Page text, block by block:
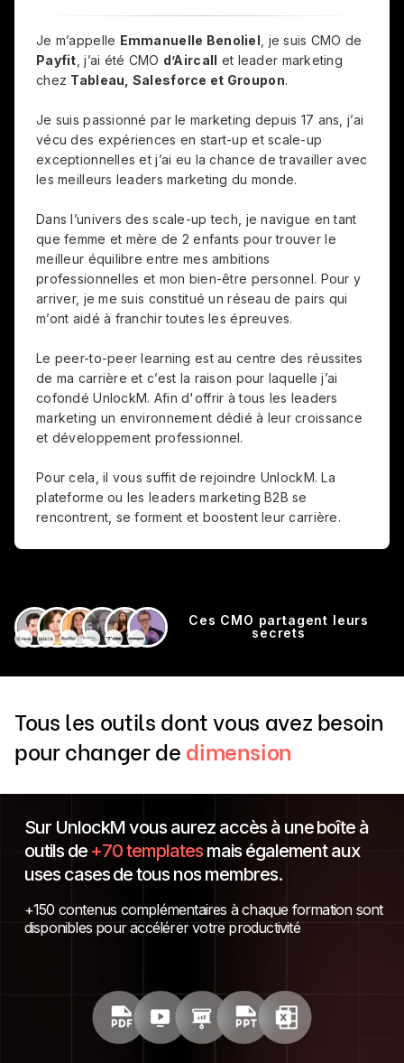
Je m’appelle Emmanuelle Benoliel , je suis CMO de
Payfit , j’ai été CMO d’Aircall et leader marketing
chez Tableau, Salesforce et Groupon.
Je suis passionné par le marketing depuis 17 ans, j’ai
vécu des expériences en start-up et scale-up
exceptionnelles et j’ai eu la chance de travailler avec
les meilleurs leaders marketing du monde.
Dans l’univers des scale-up tech, je navigue en tant
que femme et mère de 2 enfants pour trouver le
meilleur équilibre entre mes ambitions
professionnelles et mon bien-être personnel. Pour y
arriver, je me suis constitué un réseau de pairs qui
m’ont aidé à franchir toutes les épreuves.
Le peer-to-peer learning est au centre des réussites
de ma carrière et c’est la raison pour laquelle j’ai
cofondé UnlockM. Afin d'offrir à tous les leaders
marketing un environnement dédié à leur croissance
et développement professionnel.
Pour cela, il vous suffit de rejoindre UnlockM. La
plateforme ou les leaders marketing B2B se
rencontrent, se forment et boostent leur carrière.
Ces CMO partagent leurs
secrets
Tous les outils dont vous avez besoin
pour changer de dimension
Sur UnlockM vous aurez accès à une boîte à
outils de +70 templatesmais également aux
uses cases de tous nos membres.
+150 contenus complémentaires à chaque formation sont
disponibles pour accélérer votre productivité